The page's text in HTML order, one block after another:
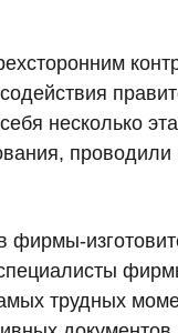
несколько
трудных